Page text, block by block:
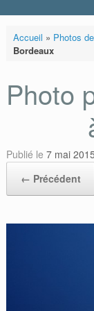
Accueil » Photos
Bordeaux
Photo
Publié le 7 mai 2015
← Précédent